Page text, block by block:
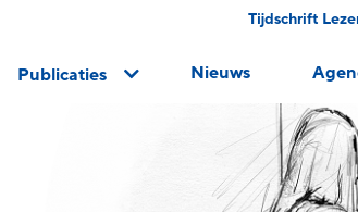
Tijdschrift
Publicaties Nieuws